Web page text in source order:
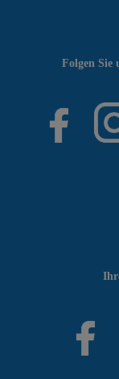
Folgen Sie